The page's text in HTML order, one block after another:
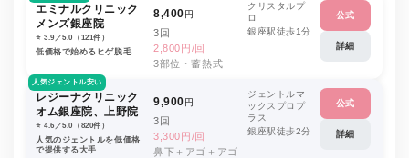
エミナルクリニック
メンズ銀座院
⭐️ 3.9／5.0（121件）
低価格で始めるヒゲ脱毛
8,400円
3回
2,800円/回
3部位・蓄熱式
クリスタルプ
ロ
銀座駅徒歩1分
公式
詳細
人気ジェントル安い
レジーナクリニック
オム銀座院、上野院
⭐️ 4.6／5.0（820件）
人気のジェントルを低価格
で提供する大手
9,900円
3回
3,300円/回
鼻下＋アゴ＋アゴ
ジェントルマ
ックスプロプ
ラス
銀座駅徒歩2分
公式
詳細